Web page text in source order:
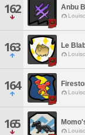
162 Anbu
163 Le
164
165